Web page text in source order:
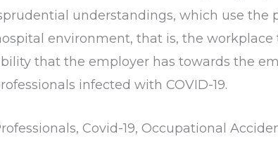
understandings, which use the
environment, that is, the
that the employer has towards the
infected with COVID-19.
Covid-19, Occupational